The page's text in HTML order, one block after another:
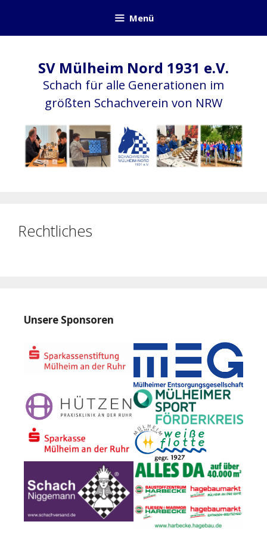
springen
Menü
SV Mülheim Nord 1931 e.V.
Schach für alle Generationen im
größten Schachverein von NRW
Rechtliches
Unsere Sponsoren